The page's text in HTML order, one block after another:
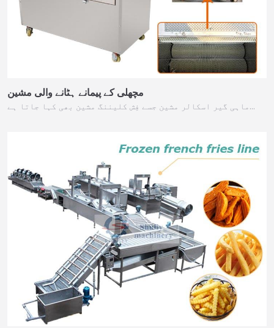
مچھلی کے پیمانے ہٹانے والی مشین
ماہی گیر اسکالر مشین جسے فِش کلیننگ مشین بھی کہا جاتا ہے…